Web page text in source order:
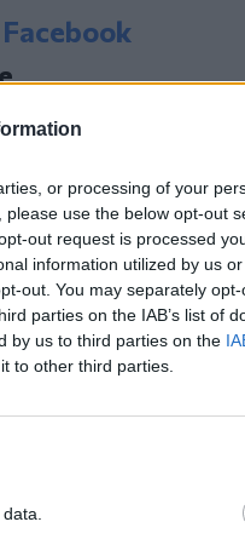
or processing of your
use the below opt-out
out request is processed
information utilized by us
out. You may separately
parties on the IAB’s list of
by us to third parties on the
to other third parties.
Facebook